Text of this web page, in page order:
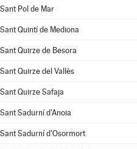
Sant Pol de Mar
Sant Quintí de Mediona
Sant Quirze de Besora
Sant Quirze del Vallès
Sant Quirze Safaja
Sant Sadurní d'Anoia
Sant Sadurní d'Osormort